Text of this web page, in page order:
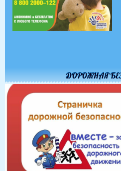
ДОРОЖНАЯ